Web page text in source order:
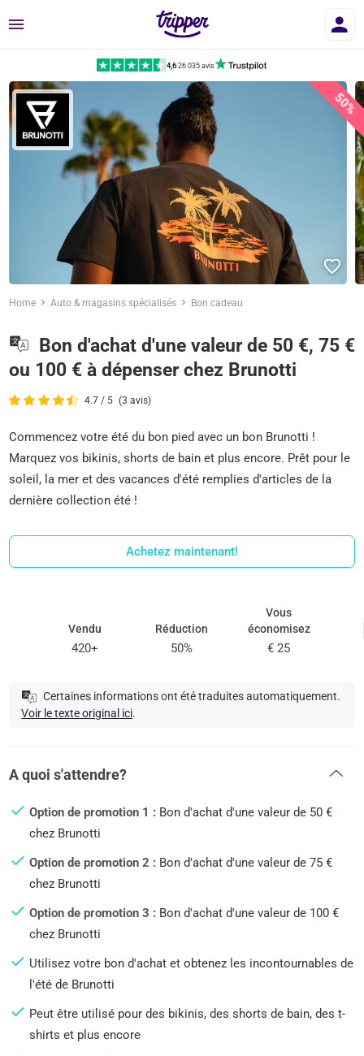
Menu
4,6|26 035 avis
50%
Home Auto & magasins spécialisés Bon cadeau
Bon d'achat d'une valeur de 50 €, 75 €
ou 100 € à dépenser chez Brunotti
4.7 / 5 (3 avis)
Commencez votre été du bon pied avec un bon Brunotti !
Marquez vos bikinis, shorts de bain et plus encore. Prêt pour le
soleil, la mer et des vacances d'été remplies d'articles de la
dernière collection été !
Achetez maintenant!
Vendu
420+
Réduction
50%
Vous
économisez
€ 25
Certaines informations ont été traduites automatiquement.
Voir le texte original ici.
A quoi s'attendre?
Option de promotion 1 : Bon d'achat d'une valeur de 50 €
chez Brunotti
Option de promotion 2 : Bon d'achat d'une valeur de 75 €
chez Brunotti
Option de promotion 3 : Bon d'achat d'une valeur de 100 €
chez Brunotti
Utilisez votre bon d'achat et obtenez les incontournables de
l'été de Brunotti
Peut être utilisé pour des bikinis, des shorts de bain, des t-
shirts et plus encore